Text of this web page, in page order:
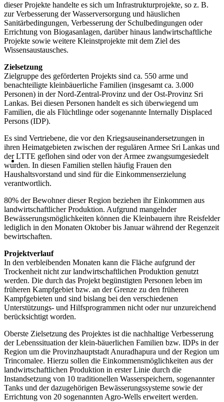
dieser Projekte handelte es sich um Infrastrukturprojekte, so z. B.
zur Verbesserung der Wasserversorgung und häuslichen
Sanitärbedingungen, Verbesserung der Schulbedingungen oder
Errichtung von Biogasanlagen, darüber hinaus landwirtschaftliche
Projekte sowie weitere Kleinstprojekte mit dem Ziel des
Wissensaustausches.
Zielsetzung
Zielgruppe des geförderten Projekts sind ca. 550 arme und
benachteiligte kleinbäuerliche Familien (insgesamt ca. 3.000
Personen) in der Nord-Zentral-Provinz und der Ost-Provinz Sri
Lankas. Bei diesen Personen handelt es sich überwiegend um
Familien, die als Flüchtlinge oder sogenannte Internally Displaced
Persons (IDP).
Es sind Vertriebene, die vor den Kriegsauseinandersetzungen in
ihren Heimatgebieten zwischen der regulären Armee Sri Lankas und
der LTTE geflohen sind oder von der Armee zwangsumgesiedelt
wurden. In diesen Familien stellen häufig Frauen den
Haushaltsvorstand und sind für die Einkommenserzielung
verantwortlich.
80% der Bewohner dieser Region beziehen ihr Einkommen aus
landwirtschaftlicher Produktion. Aufgrund mangelnder
Bewässerungsmöglichkeiten können die Kleinbauern ihre Reisfelder
lediglich in den Monaten Oktober bis Januar während der Regenzeit
bewirtschaften.
Projektverlauf
In den verbleibenden Monaten kann die Fläche aufgrund der
Trockenheit nicht zur landwirtschaftlichen Produktion genutzt
werden. Die durch das Projekt begünstigten Personen leben im
früheren Kampfgebiet bzw. an der Grenze zu den früheren
Kampfgebieten und sind bislang bei den verschiedenen
Unterstützungs- und Hilfsprogrammen nicht oder nur unzureichend
berücksichtigt worden.
Oberste Zielsetzung des Projektes ist die nachhaltige Verbesserung
der Lebenssituation der klein-bäuerlichen Familien bzw. IDPs in der
Region um die Provinzhauptstadt Anuradhapura und der Region um
Trincomalee. Hierzu sollen die Einkommensmöglichkeiten aus der
landwirtschaftlichen Produktion in erster Linie durch die
Instandsetzung von 10 traditionellen Wasserspeichern, sogenannter
Tanks und der dazugehörigen Bewässerungssysteme sowie der
Errichtung von 20 sogenannten Agro-Wells erweitert werden.